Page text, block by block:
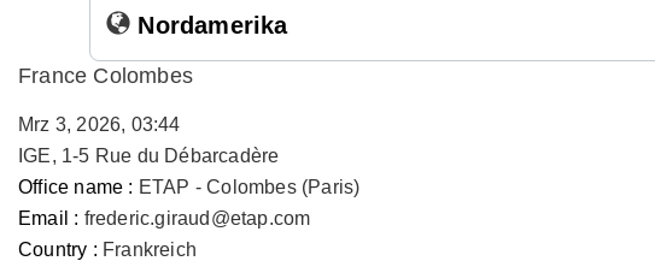
Nordamerika
France Colombes
Mrz 3, 2026, 03:44
IGE, 1-5 Rue du Débarcadère
Office name : ETAP - Colombes (Paris)
Email : frederic.giraud@etap.com
Country : Frankreich